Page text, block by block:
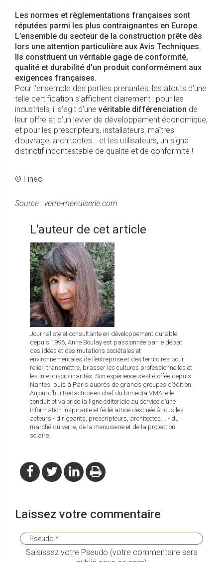
Les normes et règlementations françaises sont
réputées parmi les plus contraignantes en Europe.
L’ensemble du secteur de la construction prête dès
lors une attention particulière aux Avis Techniques.
Ils constituent un véritable gage de conformité,
qualité et durabilité d’un produit conformément aux
exigences françaises.
Pour l’ensemble des parties prenantes, les atouts d’une
telle certification s’affichent clairement : pour les
industriels, il s’agit d’une véritable différenciation de
leur offre et d’un levier de développement économique,
et pour les prescripteurs, installateurs, maîtres
d’ouvrage, architectes… et les utilisateurs, un signe
distinctif incontestable de qualité et de conformité !
© Fineo
Source : verre-menuiserie.com
L'auteur de cet article
Journaliste et consultante en développement durable
depuis 1996, Anne Boulay est passionnée par le débat
des idées et des mutations sociétales et
environnementales de l’entreprise et des territoires pour
relier, transmettre, brasser les cultures professionnelles et
les interdisciplinarités. Son expérience s’est étoffée depuis
Nantes, puis à Paris auprès de grands groupes d’édition.
Aujourd’hui Rédactrice en chef du bimedia VMA, elle
conduit et valorise la ligne éditoriale au service d’une
information inspirante et fédératrice destinée à tous les
acteurs - dirigeants, prescripteurs, architectes…. - du
marché du verre, de la menuiserie et de la protection
solaire.
Laissez votre commentaire
Saisissez votre Pseudo (votre commentaire sera